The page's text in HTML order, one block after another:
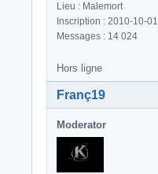
Lieu : Malemort
Inscription : 2010-10-01
Messages : 14 024
Hors ligne
Franç19
Moderator